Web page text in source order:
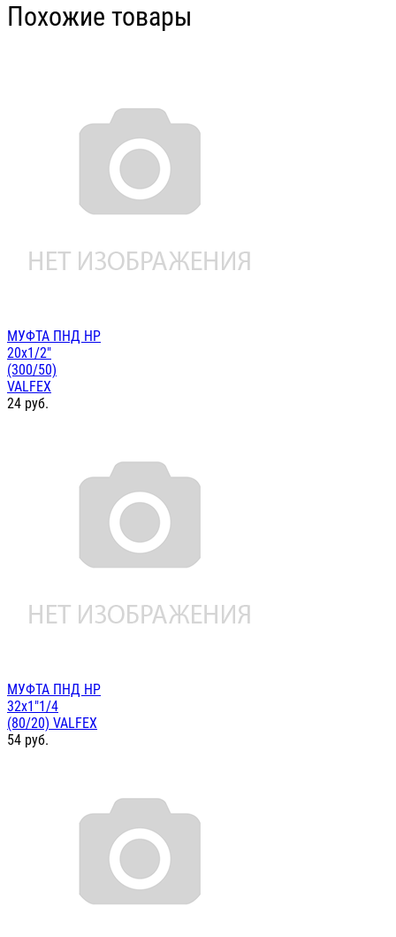
Похожие товары
МУФТА ПНД НР
20х1/2"
(300/50)
VALFEX
24 руб.
МУФТА ПНД НР
32х1"1/4
(80/20) VALFEX
54 руб.